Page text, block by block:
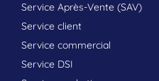
Service Après-Vente (SAV)
Service client
Service commercial
Service DSI